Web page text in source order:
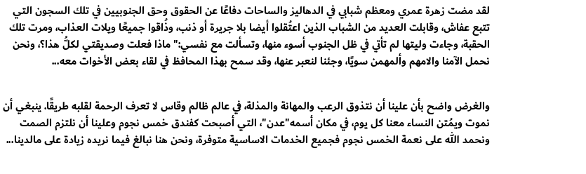
لقد مضت زهرة عمري ومعظم شبابي في الدهاليز والساحات دفاعًا عن الحقوق وحق الجنوبيين في تلك السجون التي
تتبع عفاش، وقابلت العديد من الشباب الذين اعتُقلوا أيضا بلا جريرة أو ذنب، وذُاقوا جميعًا ويلات العذاب، ومرت تلك
الحقبة، وجاءت وليتها لم تأتي في ظل الجنوب أسوء منها، وتسألت مع نفسي:" ماذا فعلت وصديقتي لكلُّ هذا؟، ونحن
نحمل الآمنا والامهم وألمهمن سويًا، وجئنا لنعبر عنها، وقد سمح بهذا المحافظ في لقاء بعض الأخوات معه...
والغرض واضح بأن علينا أن نتذوق الرعب والمهانة والمذلة، في عالم ظالم وقاس لا تعرف الرحمة لقلبه طريقًا. ينبغي أن
نموت ويمُتن النساء معنا كل يوم، في مكان أسمه"عدن"، التي أصبحت كفندق خمس نجوم وعلينا أن نلتزم الصمت
ونحمد الله على نعمة الخمس نجوم فجميع الخدمات الاساسية متوفرة، ونحن هنا نبالغ فيما نريده زيادة على مالدينا...